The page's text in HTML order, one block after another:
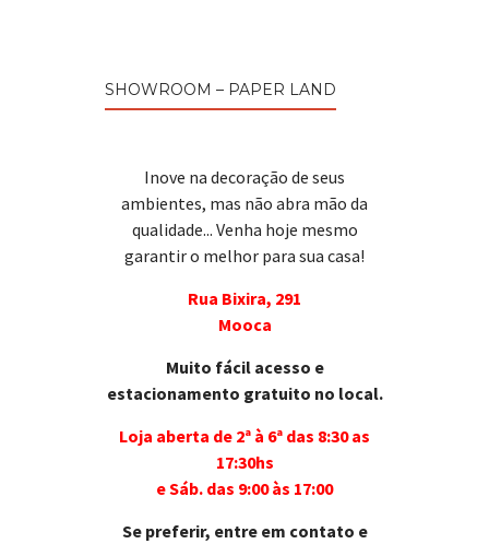
SHOWROOM – PAPER LAND
Inove na decoração de seus
ambientes, mas não abra mão da
qualidade... Venha hoje mesmo
garantir o melhor para sua casa!
Rua Bixira, 291
Mooca
Muito fácil acesso e
estacionamento gratuito no local.
Loja aberta de 2ª à 6ª das 8:30 as
17:30hs
e Sáb. das 9:00 às 17:00
Se preferir, entre em contato e